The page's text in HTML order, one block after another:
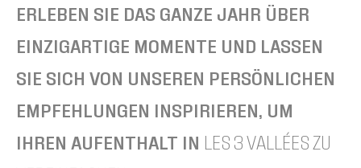
ERLEBEN SIE DAS GANZE JAHR ÜBER
EINZIGARTIGE MOMENTE UND LASSEN
SIE SICH VON UNSEREN PERSÖNLICHEN
EMPFEHLUNGEN INSPIRIEREN, UM
IHREN AUFENTHALT IN LES 3 VALLÉES ZU